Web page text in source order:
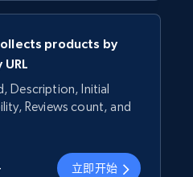
products by
Description, Initial
Reviews count, and
立即开始